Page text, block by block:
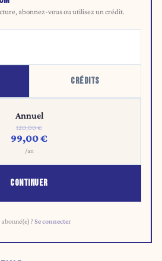
abonnez-vous ou utilisez un crédit.
CRÉDITS
Annuel
120,00 €
99,00 €
/an
CONTINUER
?Se connecter